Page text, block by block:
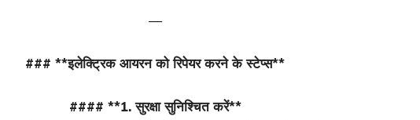
—
### **इलेक्ट्रिक आयरन को रिपेयर करने के स्टेप्स**
#### **1. सुरक्षा सुनिश्चित करें**